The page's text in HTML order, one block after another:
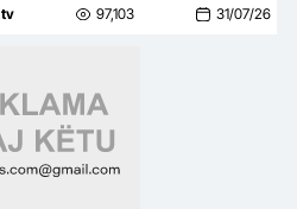
të vështirë rreziku:
97,103 31/07/26